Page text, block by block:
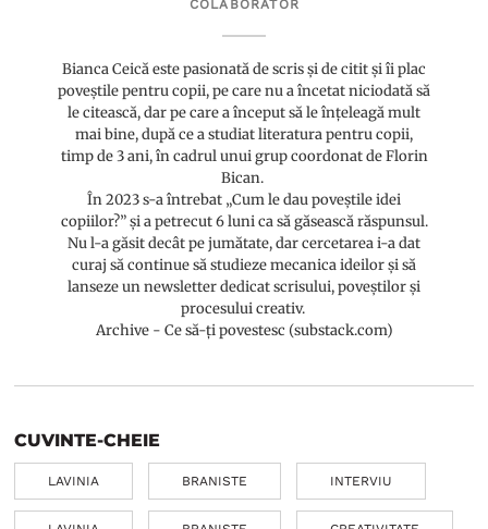
COLABORATOR
Bianca Ceică este pasionată de scris și de citit și îi plac
poveștile pentru copii, pe care nu a încetat niciodată să
le citească, dar pe care a început să le înțeleagă mult
mai bine, după ce a studiat literatura pentru copii,
timp de 3 ani, în cadrul unui grup coordonat de Florin
Bican.
În 2023 s-a întrebat „Cum le dau poveștile idei
copiilor?” și a petrecut 6 luni ca să găsească răspunsul.
Nu l-a găsit decât pe jumătate, dar cercetarea i-a dat
curaj să continue să studieze mecanica ideilor și să
lanseze un newsletter dedicat scrisului, poveștilor și
procesului creativ.
Archive - Ce să-ți povestesc (substack.com)
CUVINTE-CHEIE
LAVINIA BRANISTE INTERVIU